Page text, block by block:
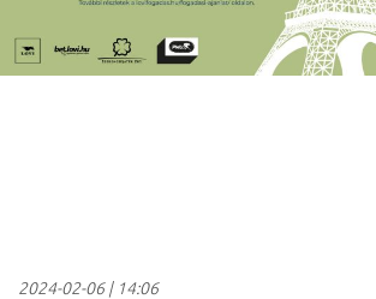
2024-02-06| 14:06